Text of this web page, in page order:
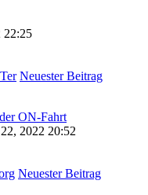
22:25
Neuester Beitrag
ON-Fahrt
2022 20:52
Neuester Beitrag